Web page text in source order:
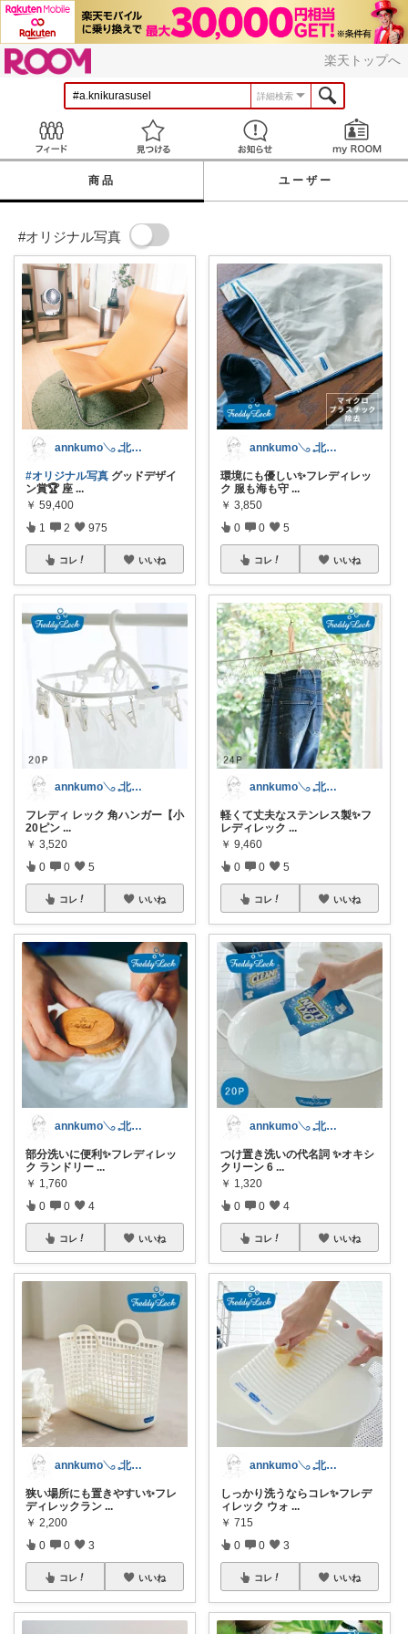
楽天トップへ
詳細検索
見つける お知らせ
商品 ユーザー
#オリジナル写真
annkumo𓂅 𓈒北欧ゆるミニマル
#オリジナル写真 グッドデザイ
ン賞🏆 座 ...
￥ 59,400
1 2 975
コレ いいね
annkumo𓂅 𓈒北欧ゆるミニマル
フレディ レック 角ハンガー【小
20ピン ...
￥ 3,520
0 0 5
コレ いいね
annkumo𓂅 𓈒北欧ゆるミニマル
部分洗いに便利✨フレディレッ
ク ランドリー ...
￥ 1,760
0 0 4
コレ いいね
annkumo𓂅 𓈒北欧ゆるミニマル
狭い場所にも置きやすい✨フレ
ディレックラン ...
￥ 2,200
0 0 3
コレ いいね
annkumo𓂅 𓈒北欧ゆるミニマル
環境にも優しい✨フレディレッ
ク 服も海も守 ...
￥ 3,850
0 0 5
コレ いいね
annkumo𓂅 𓈒北欧ゆるミニマル
軽くて丈夫なステンレス製✨フ
レディレック ...
￥ 9,460
0 0 5
コレ いいね
annkumo𓂅 𓈒北欧ゆるミニマル
つけ置き洗いの代名詞 ✨オキシ
クリーン 6 ...
￥ 1,320
0 0 4
コレ いいね
annkumo𓂅 𓈒北欧ゆるミニマル
しっかり洗うならコレ✨フレデ
ィレック ウォ ...
￥ 715
0 0 3
コレ いいね